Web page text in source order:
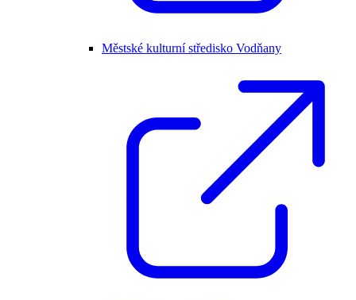
Městské kulturní středisko Vodňany